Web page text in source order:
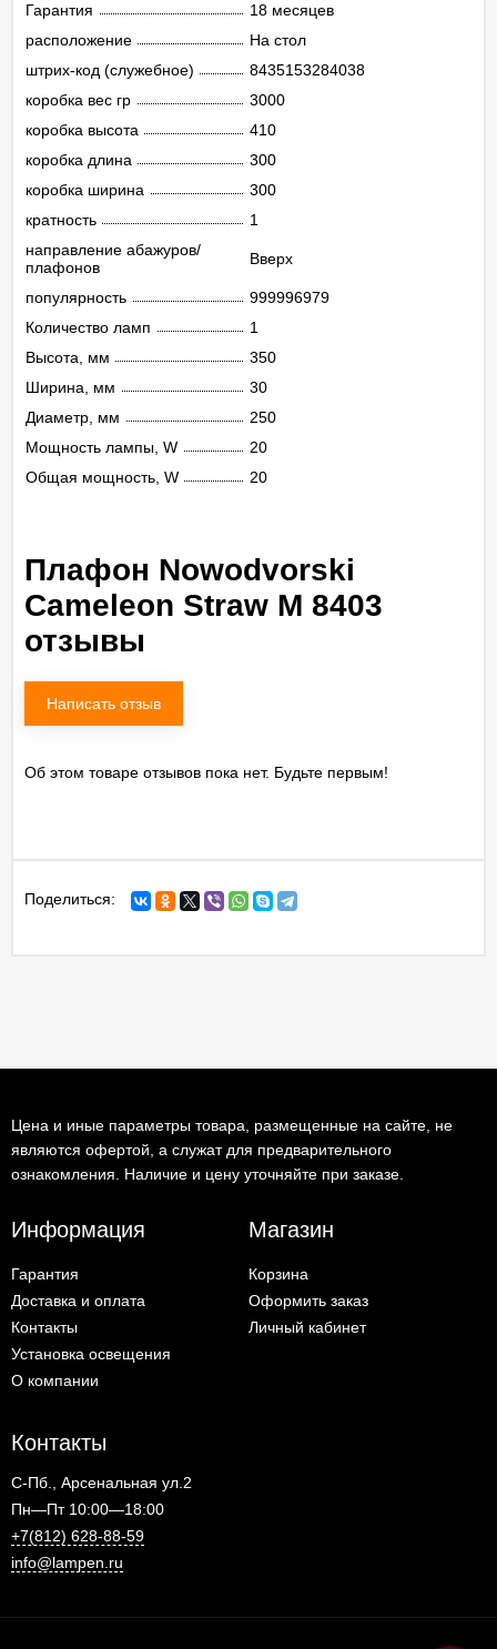
Гарантия
18 месяцев
расположение
На стол
штрих-код (служебное)
8435153284038
коробка вес гр
3000
коробка высота
410
коробка длина
300
коробка ширина
300
кратность
1
направление абажуров/
плафонов
Вверх
популярность
999996979
Количество ламп
1
Высота, мм
350
Ширина, мм
30
Диаметр, мм
250
Мощность лампы, W
20
Общая мощность, W
20
Плафон Nowodvorski
Cameleon Straw M 8403
отзывы
Написать отзыв
Об этом товаре отзывов пока нет. Будьте первым!
Поделиться:
Цена и иные параметры товара, размещенные на сайте, не
являются офертой, а служат для предварительного
ознакомления. Наличие и цену уточняйте при заказе.
Информация
Гарантия
Доставка и оплата
Контакты
Установка освещения
О компании
Магазин
Корзина
Оформить заказ
Личный кабинет
Контакты
С-Пб., Арсенальная ул.2
Пн—Пт 10:00—18:00
+7(812) 628-88-59
info@lampen.ru